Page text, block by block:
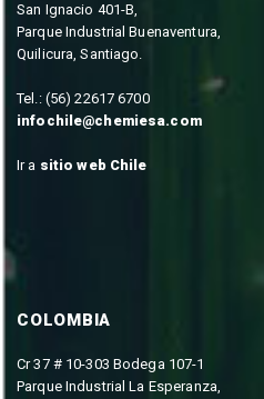
San Ignacio 401-B,
Parque Industrial Buenaventura,
Quilicura, Santiago.
Tel.: (56) 22617 6700
infochile@chemiesa.com
Ir a sitio web Chile
COLOMBIA
Cr 37 # 10-303 Bodega 107-1
Parque Industrial La Esperanza,